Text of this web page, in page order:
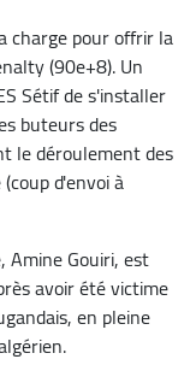
charge pour offrir la
(90e+8). Un
Sétif de s'installer
buteurs des
le déroulement des
d'envoi à
Amine Gouiri, est
avoir été victime
en pleine